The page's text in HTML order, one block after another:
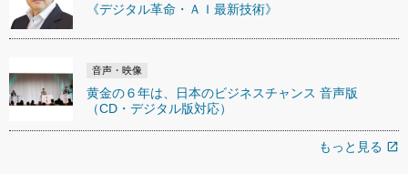
《デジタル革命・ＡＩ最新技術》
音声・映像
黄金の６年は、日本のビジネスチャンス 音声版
（CD・デジタル版対応）
もっと見る open_in_new